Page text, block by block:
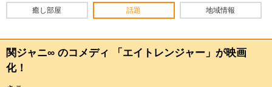
癒し部屋 話題 地域情報
関ジャニ∞ のコメディ 「エイトレンジャー」が映画
化！